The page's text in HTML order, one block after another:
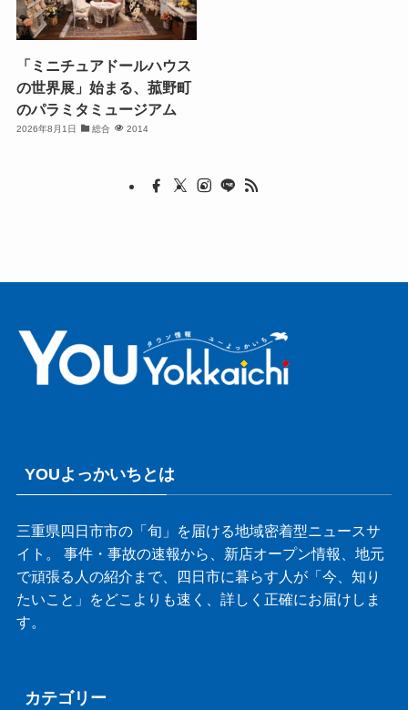
「ミニチュアドールハウス
の世界展」始まる、菰野町
のパラミタミュージアム
2026年8月1日 総合 2014
YOUよっかいちとは
三重県四日市市の「旬」を届ける地域密着型ニュースサ
イト。 事件・事故の速報から、新店オープン情報、地元
で頑張る人の紹介まで、四日市に暮らす人が「今、知り
たいこと」をどこよりも速く、詳しく正確にお届けしま
す。
カテゴリー